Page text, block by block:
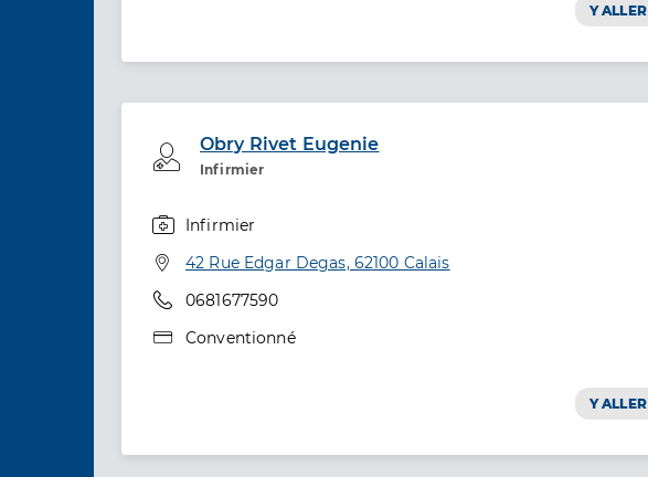
Y ALLER
Obry Rivet Eugenie
Infirmier
Professionel de santé
Infirmier
Adresse
42 Rue Edgar Degas, 62100 Calais
Téléphone
0681677590
Type de convention
Conventionné
Y ALLER